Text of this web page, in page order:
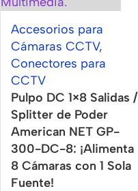
Accesorios para
Cámaras CCTV,
Conectores para
CCTV
Pulpo DC 1×8 Salidas /
Splitter de Poder
American NET GP-
300-DC-8: ¡Alimenta
8 Cámaras con 1 Sola
Fuente!